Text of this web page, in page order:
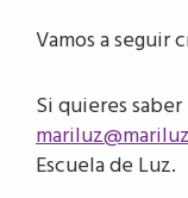
Vamos a seguir
Si quieres
Escuela de Luz.